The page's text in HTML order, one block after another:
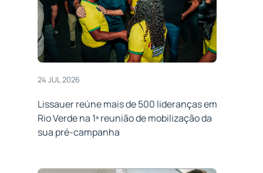
24 JUL 2026
Lissauer reúne mais de 500 lideranças em
Rio Verde na 1ª reunião de mobilização da
sua pré-campanha